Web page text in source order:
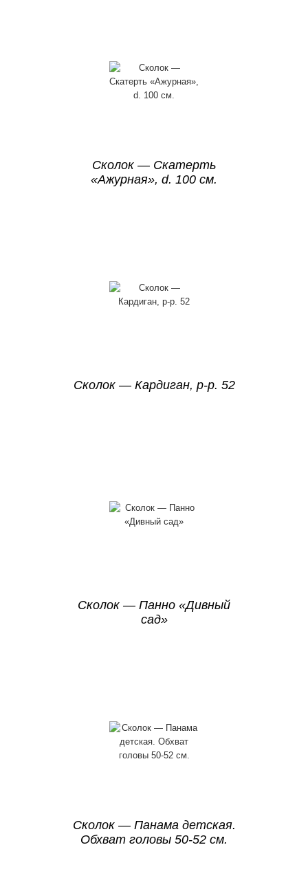
Сколок — Скатерть
«Ажурная», d. 100 см.
Сколок — Кардиган, р-р. 52
Сколок — Панно «Дивный
сад»
Сколок — Панама детская.
Обхват головы 50-52 см.